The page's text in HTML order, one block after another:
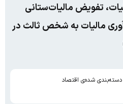
تفویض مالیات‌ستانی
مالیات به شخص ثالث در
شده‌ی اقتصاد